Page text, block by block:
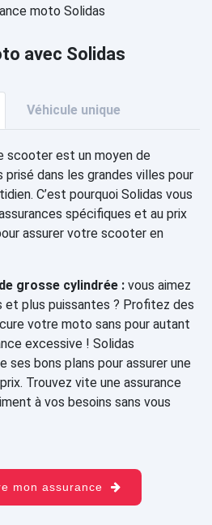
avec Solidas
Véhicule unique
scooter est un moyen de
dans les grandes villes pour
C’est pourquoi Solidas vous
spécifiques et au prix
assurer votre scooter en
grosse cylindrée : vous aimez
plus puissantes ? Profitez des
votre moto sans pour autant
excessive ! Solidas
ses bons plans pour assurer une
Trouvez vite une assurance
à vos besoins sans vous
mon assurance